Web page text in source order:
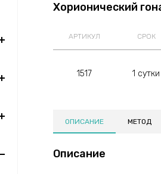
Хорионический
АРТИКУЛ СРОК
1517 1 сутки
ОПИСАНИЕ МЕТОД
Описание